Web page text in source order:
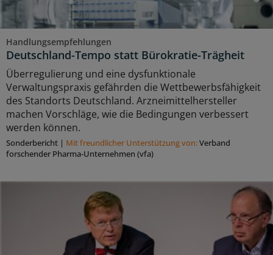
Handlungsempfehlungen
Deutschland-Tempo statt Bürokratie-Trägheit
Überregulierung und eine dysfunktionale
Verwaltungspraxis gefährden die Wettbewerbsfähigkeit
des Standorts Deutschland. Arzneimittelhersteller
machen Vorschläge, wie die Bedingungen verbessert
werden können.
Sonderbericht | Mit freundlicher Unterstützung von:Verband
forschender Pharma-Unternehmen (vfa)